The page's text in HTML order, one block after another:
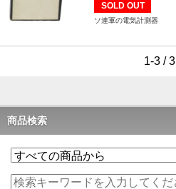
SOLD OUT
ソ連軍の電気計測器
1-3 / 3
商品検索